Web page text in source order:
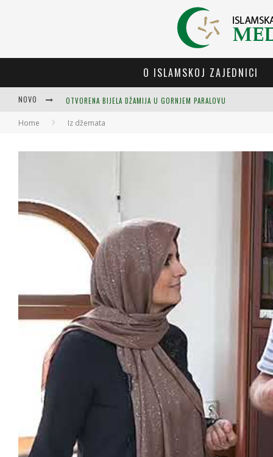
O ISLAMSKOJ ZAJEDNICI
NOVO OTVORENA BIJELA DŽAMIJA U GORNJEM PARALOVU
Home Iz džemata